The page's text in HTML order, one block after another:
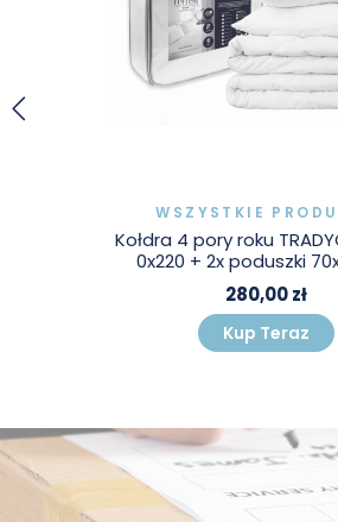
WSZYSTKIE
Kołdra 4 pory roku
0x220 + 2x poduszki
280,00 zł
Kup Teraz